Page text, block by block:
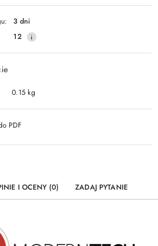
Wyślij
3 dni
12
0.15 kg
PDF
I OCENY (0) ZADAJ PYTANIE